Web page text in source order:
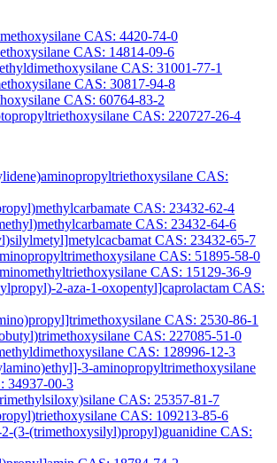
CAS: 4420-74-0
CAS: 14814-09-6
CAS: 31001-77-1
CAS: 30817-94-8
CAS: 60764-83-2
CAS: 220727-26-4
CAS:
CAS: 23432-62-4
CAS: 23432-64-6
CAS: 23432-65-7
CAS: 51895-58-0
CAS: 15129-36-9
2-aza-1-oxopentyl]caprolactam CAS:
CAS: 2530-86-1
CAS: 227085-51-0
CAS: 128996-12-3
3-aminopropyltrimethoxysilane
34937-00-3
CAS: 25357-81-7
CAS: 109213-85-6
(3-(trimethoxysilyl)propyl)guanidine CAS: